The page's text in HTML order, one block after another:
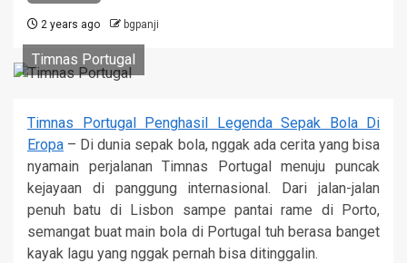
2 years ago bgpanji
Timnas Portugal
Timnas Portugal Penghasil Legenda Sepak Bola Di
Eropa – Di dunia sepak bola, nggak ada cerita yang bisa
nyamain perjalanan Timnas Portugal menuju puncak
kejayaan di panggung internasional. Dari jalan-jalan
penuh batu di Lisbon sampe pantai rame di Porto,
semangat buat main bola di Portugal tuh berasa banget
kayak lagu yang nggak pernah bisa ditinggalin.